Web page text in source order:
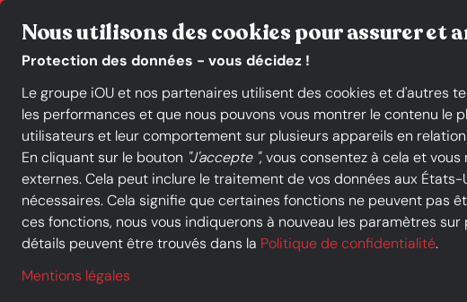
Nous utilisons des cookies pour assurer et
Protection des données - vous décidez !
Le groupe iOU et nos partenaires utilisent des cookies et d'autres
les performances et que nous pouvons vous montrer le contenu le
utilisateurs et leur comportement sur plusieurs appareils en
En cliquant sur le bouton "J'accepte ", vous consentez à cela et
externes. Cela peut inclure le traitement de vos données aux
nécessaires. Cela signifie que certaines fonctions ne peuvent pas
ces fonctions, nous vous indiquerons à nouveau les paramètres
détails peuvent être trouvés dans la Politique de confidentialité.
Mentions légales
Catégories de produits
Acheter à iOU SHOP Chaussures femmes Baskets & Sneakers